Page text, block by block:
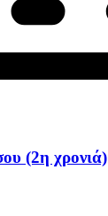
(2η χρονιά)